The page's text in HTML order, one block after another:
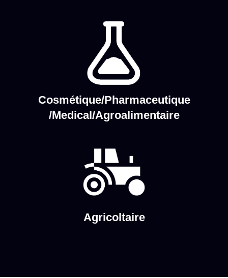
Cosmétique/Pharmaceutique
/Medical/Agroalimentaire
Agricoltaire